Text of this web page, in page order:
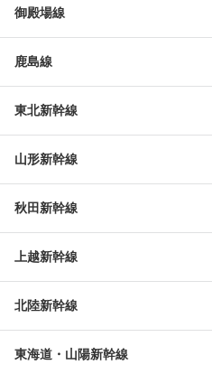
御殿場線
鹿島線
東北新幹線
山形新幹線
秋田新幹線
上越新幹線
北陸新幹線
東海道・山陽新幹線